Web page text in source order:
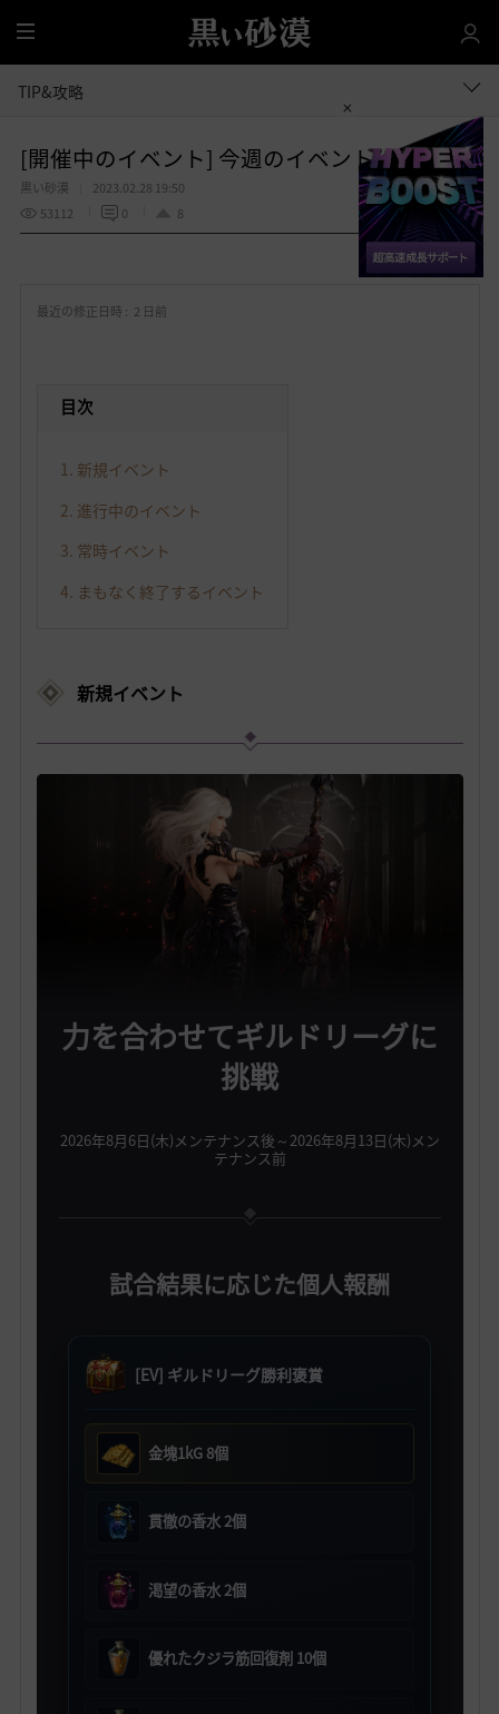
全
体
TIP&攻略
[開催中のイベント] 今週のイベントは？
黒い砂漠
2023.02.28 19:50
53112
0 8
お 共有する
最近の修正日時 : 2 日前
目次
1. 新規イベント
2. 進行中のイベント
3. 常時イベント
4. まもなく終了するイベント
新規イベント
力を合わせてギルドリーグに
挑戦
2026年8月6日(木)メンテナンス後～2026年8月13日(木)メン
テナンス前
試合結果に応じた個人報酬
[EV] ギルドリーグ勝利褒賞
金塊1kG 8個
貫徹の香水 2個
渇望の香水 2個
優れたクジラ筋回復剤 10個